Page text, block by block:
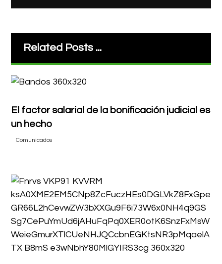
Related Posts ...
El factor salarial de la bonificación judicial es
un hecho
Comunicados